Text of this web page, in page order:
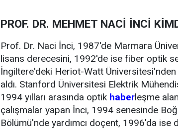
PROF. DR. MEHMET NACİ İNCİ
Prof. Dr. Naci İnci, 1987'de Marmara
lisans derecesini, 1992'de ise fiber optik
İngiltere'deki Heriot-Watt
aldı. Stanford Üniversitesi Elektrik
1994 yılları arasında optik haberleşme
çalışmalar yapan İnci, 1994 senesinde
Bölümü'nde yardımcı doçent, 1996'da ise